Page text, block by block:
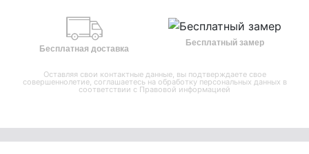
Бесплатная доставка
Бесплатный замер
Оставляя свои контактные данные, вы подтверждаете свое
совершеннолетие, соглашаетесь на обработку персональных данных в
соответствии с Правовой информацией